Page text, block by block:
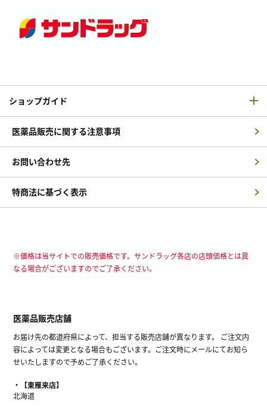
ショップガイド
医薬品販売に関する注意事項
お問い合わせ先
特商法に基づく表示
※価格は当サイトでの販売価格です。サンドラッグ各店の店頭価格とは異
なる場合がございますのでご了承ください。
医薬品販売店舗
お届け先の都道府県によって、担当する販売店舗が異なります。 ご注文内
容によっては変更となる場合もございます。ご注文時にメールにてお知ら
せいたしますので予めご了承ください。
【東雁来店】
北海道